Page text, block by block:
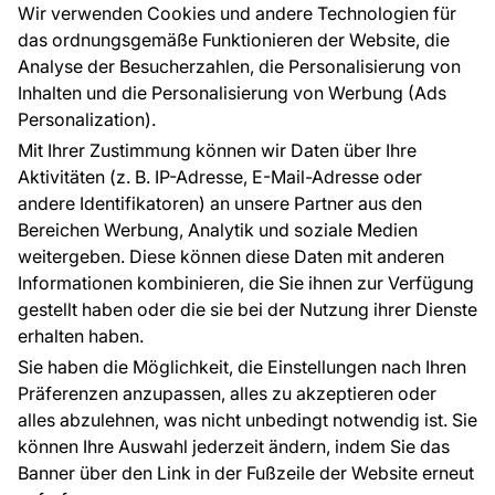
Wir verwenden Cookies und andere Technologien für
das ordnungsgemäße Funktionieren der Website, die
Analyse der Besucherzahlen, die Personalisierung von
Inhalten und die Personalisierung von Werbung (Ads
Personalization).
Mit Ihrer Zustimmung können wir Daten über Ihre
Aktivitäten (z. B. IP-Adresse, E-Mail-Adresse oder
andere Identifikatoren) an unsere Partner aus den
Bereichen Werbung, Analytik und soziale Medien
weitergeben. Diese können diese Daten mit anderen
Informationen kombinieren, die Sie ihnen zur Verfügung
gestellt haben oder die sie bei der Nutzung ihrer Dienste
erhalten haben.
Sie haben die Möglichkeit, die Einstellungen nach Ihren
Präferenzen anzupassen, alles zu akzeptieren oder
alles abzulehnen, was nicht unbedingt notwendig ist. Sie
können Ihre Auswahl jederzeit ändern, indem Sie das
Banner über den Link in der Fußzeile der Website erneut
Großhandel
Raumvisualisierung
Tapetenmuster
FÜR SIE
Blog
EU-Projekte
Ratschläge und Tipps
FAQ
ÜBER DAS UNTERNEHMEN
Kontakt
Haben Sie Fragen? Wir helfen Ihnen gerne weiter
und beraten Sie persönlich.
+49 781 95633072
service@tapeteneshop.de